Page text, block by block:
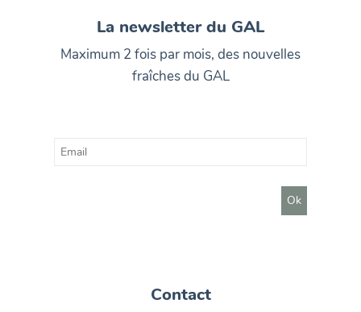
La newsletter du GAL
Maximum 2 fois par mois, des nouvelles
fraîches du GAL
Contact